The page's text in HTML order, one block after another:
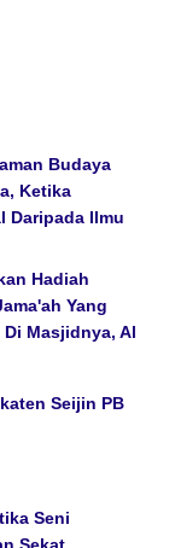
Budaya
Ketika
Daripada Ilmu
Hadiah
Yang
Masjidnya, Al
Seijin PB
Seni
Sekat